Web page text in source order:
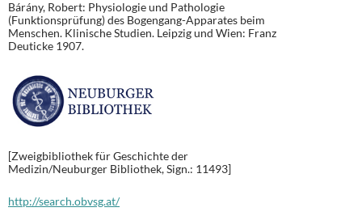
Bárány, Robert: Physiologie und Pathologie
(Funktionsprüfung) des Bogengang-Apparates beim
Menschen. Klinische Studien. Leipzig und Wien: Franz
Deuticke 1907.
[Zweigbibliothek für Geschichte der
Medizin/Neuburger Bibliothek, Sign.: 11493]
http://search.obvsg.at/